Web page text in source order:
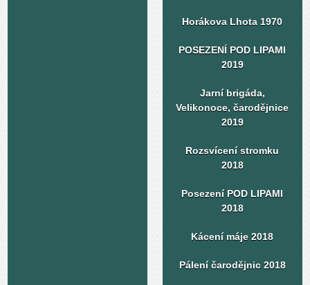
Horákova Lhota 1970
POSEZENÍ POD LIPAMI
2019
Jarní brigáda,
Velikonoce, čarodějnice
2019
Rozsvícení stromku
2018
Posezení POD LIPAMI
2018
Kácení máje 2018
Pálení čarodějnic 2018